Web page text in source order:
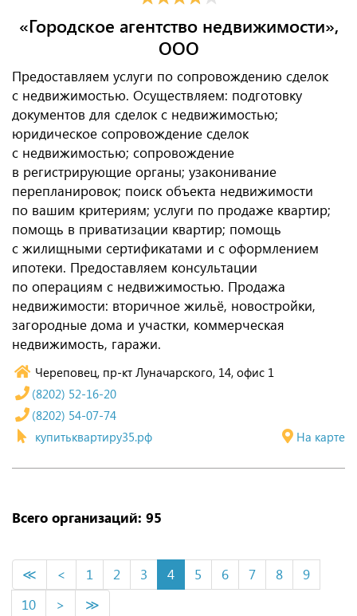
«Городское агентство недвижимости»,
ООО
Предоставляем услуги по сопровождению сделок
с недвижимостью. Осуществляем: подготовку
документов для сделок с недвижимостью;
юридическое сопровождение сделок
с недвижимостью; сопровождение
в регистрирующие органы; узаконивание
перепланировок; поиск объекта недвижимости
по вашим критериям; услуги по продаже квартир;
помощь в приватизации квартир; помощь
с жилищными сертификатами и с оформлением
ипотеки. Предоставляем консультации
по операциям с недвижимостью. Продажа
недвижимости: вторичное жильё, новостройки,
загородные дома и участки, коммерческая
недвижимость, гаражи.
Череповец, пр-кт Луначарского, 14, офис 1
На карте
(8202) 52-16-20
(8202) 54-07-74
купитьквартиру35.рф
Всего организаций: 95
≪ < 1 2 3 4 5 6 7 8
9
10
> ≫